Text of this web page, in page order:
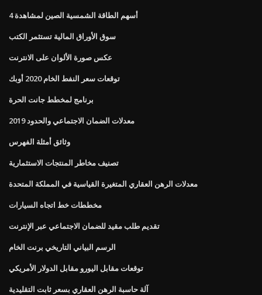
4 أسهم الطاقة الشمسية الصين لمشاهدة
سوق الأوراق المالية تستثمر الكتب
عكس صورة الألوان على الانترنت
توقعات سعر النفط الخام 2020 أوبك
برنامج لمخطط جانت الحرة
معدلات الضمان الاجتماعي والحدود 2019
وثائق أمثلة الفهرس
تصنيف مخاطر المنتجات الاستثمارية
معدلات الرهن العقاري المتغيرة القياسية في المملكة المتحدة
مخططات خط اتجاه السيارات
تقديم طلب مقيد للضمان الاجتماعي عبر الإنترنت
الرسم البياني التاريخي برنت الخام
توقعات مقابل اليورو مقابل الدولار الأمريكي
آلة حاسبة الرهن العقاري بسعر ثابت التقليدية